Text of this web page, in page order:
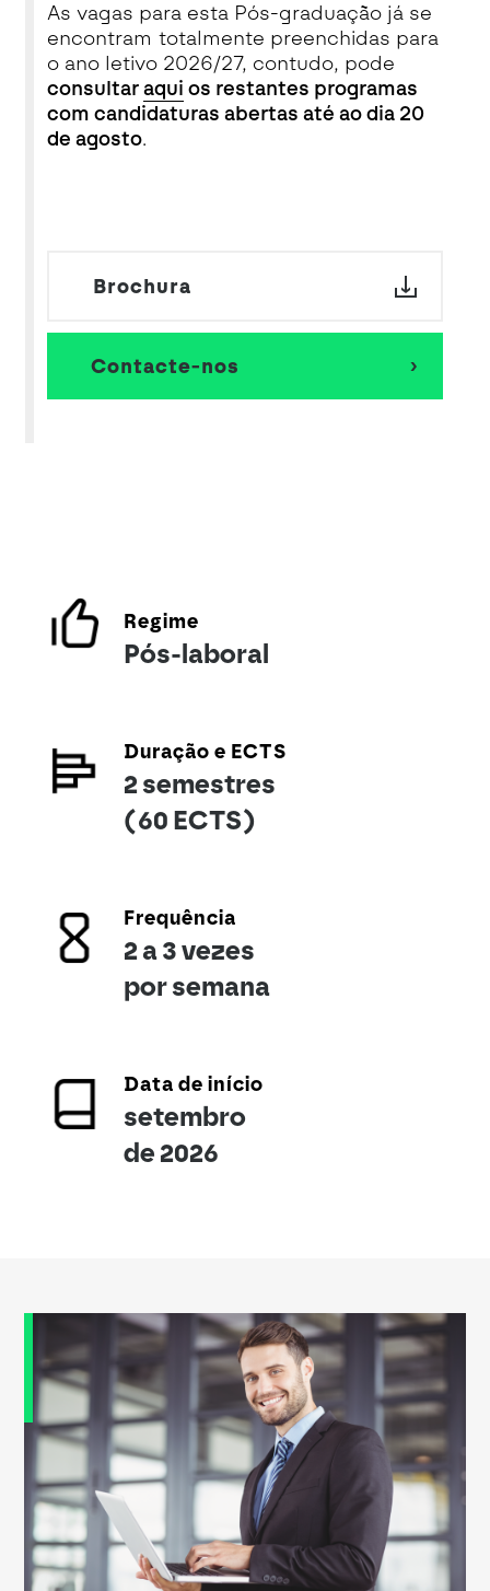
As vagas para esta Pós-graduação já se
encontram totalmente preenchidas para
o ano letivo 2026/27, contudo, pode
consultaraqui os restantes programas
com candidaturas abertas até ao dia 20
de agosto.
Brochura
Contacte-nos
Regime
Pós-laboral
Duração e ECTS
2 semestres
(60 ECTS)
Frequência
2 a 3 vezes
por semana
Data de início
setembro
de 2026